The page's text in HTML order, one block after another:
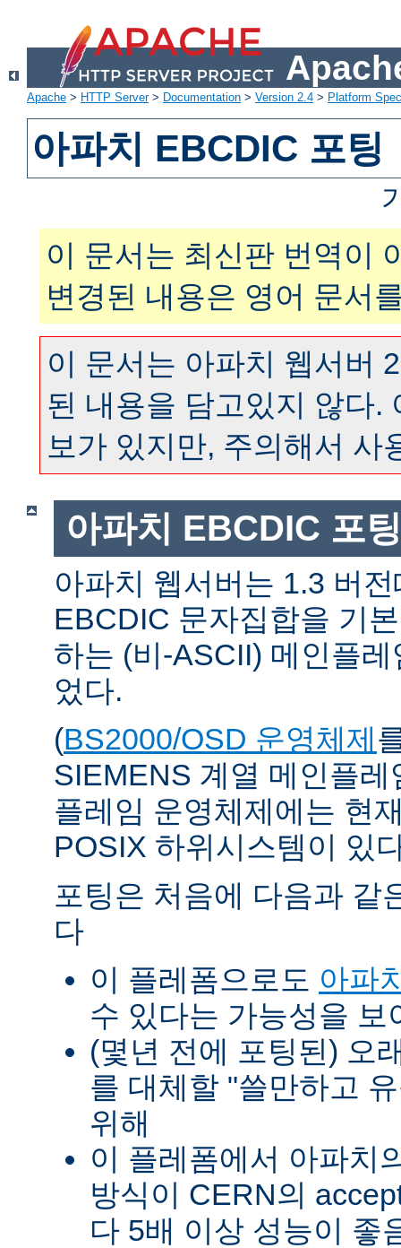
Apache > HTTP Server> Documentation > Version 2.4 > Platform
아파치 EBCDIC 포팅
이 문서는 최신판 번역이
변경된 내용은 영어 문서
이 문서는 아파치 웹서버
된 내용을 담고있지 않다.
보가 있지만, 주의해서 사
아파치 EBCDIC 포
아파치 웹서버는 1.3 버
EBCDIC 문자집합을 기
하는 (비-ASCII) 메인플
었다.
(BS2000/OSD 운영체제
SIEMENS 계열 메인플
플레임 운영체제에는 현
POSIX 하위시스템이 있
포팅은 처음에 다음과 같
다
이 플레폼으로도 아파
수 있다는 가능성을 보
(몇년 전에 포팅된) 오
를 대체할 "쓸만하고
위해
이 플레폼에서 아파치
방식이 CERN의
다 5배 이상 성능이 좋